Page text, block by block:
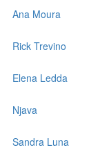
Ana Moura
Rick Trevino
Elena Ledda
Njava
Sandra Luna